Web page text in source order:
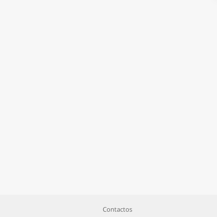
Contactos